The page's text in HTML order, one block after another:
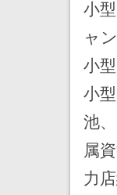
小
ャ
小
小
池
属
力